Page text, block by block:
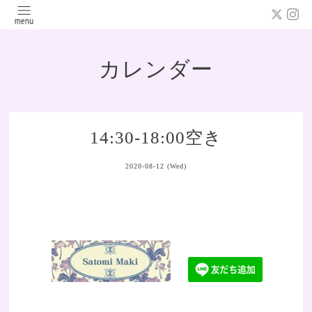
カレンダー
14:30-18:00空き
2020-08-12 (Wed)